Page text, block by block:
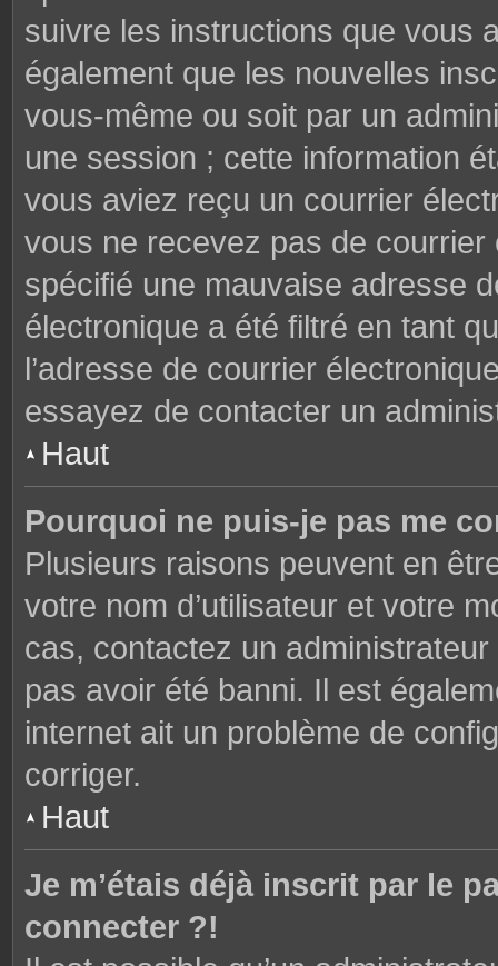
suivre les instructions que vous
également que les nouvelles
vous-même ou soit par un
une session ; cette information
vous aviez reçu un courrier
vous ne recevez pas de
spécifié une mauvaise adresse
électronique a été filtré en tant
l’adresse de courrier
essayez de contacter un
Haut
Pourquoi ne puis-je pas me
Plusieurs raisons peuvent en
votre nom d’utilisateur et votre
cas, contactez un
pas avoir été banni. Il est
internet ait un problème de
corriger.
Haut
Je m’étais déjà inscrit par le
connecter ?!